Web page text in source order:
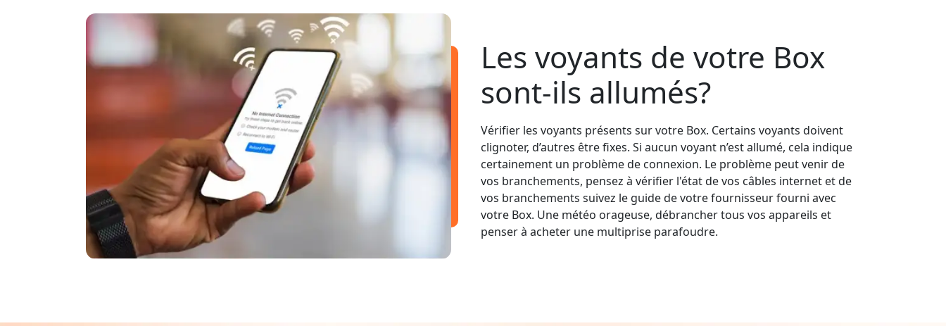
Les voyants de votre Box
sont-ils allumés?
Vérifier les voyants présents sur votre Box. Certains voyants doivent
clignoter, d’autres être fixes. Si aucun voyant n’est allumé, cela indique
certainement un problème de connexion. Le problème peut venir de
vos branchements, pensez à vérifier l'état de vos câbles internet et de
vos branchements suivez le guide de votre fournisseur fourni avec
votre Box. Une météo orageuse, débrancher tous vos appareils et
penser à acheter une multiprise parafoudre.